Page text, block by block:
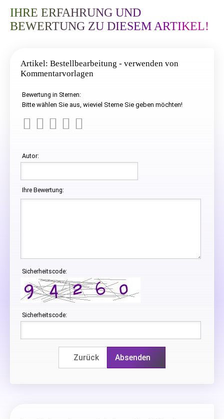
IHRE ERFAHRUNG UND
BEWERTUNG ZU DIESEM ARTIKEL!
Artikel: Bestellbearbeitung - verwenden von
Kommentarvorlagen
Bewertung in Sternen:
Bitte wählen Sie aus, wieviel Sterne Sie geben möchten!
Autor:
Ihre Bewertung:
Sicherheitscode:
Sicherheitscode:
Zurück Absenden